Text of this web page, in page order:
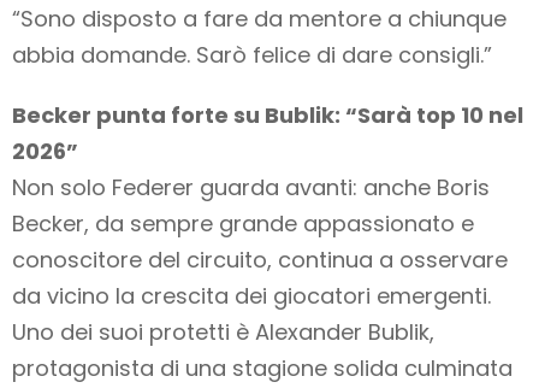
“Sono disposto a fare da mentore a chiunque
abbia domande. Sarò felice di dare consigli.”
Becker punta forte su Bublik: “Sarà top 10 nel
2026”
Non solo Federer guarda avanti: anche Boris
Becker, da sempre grande appassionato e
conoscitore del circuito, continua a osservare
da vicino la crescita dei giocatori emergenti.
Uno dei suoi protetti è Alexander Bublik,
protagonista di una stagione solida culminata